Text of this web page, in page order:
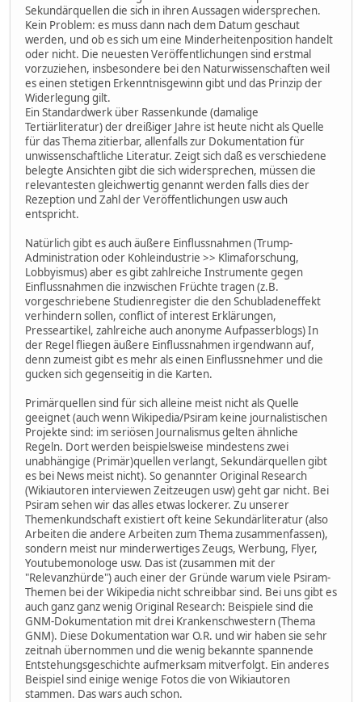
Sekundärquellen die sich in ihren Aussagen widersprechen.
Kein Problem: es muss dann nach dem Datum geschaut
werden, und ob es sich um eine Minderheitenposition handelt
oder nicht. Die neuesten Veröffentlichungen sind erstmal
vorzuziehen, insbesondere bei den Naturwissenschaften weil
es einen stetigen Erkenntnisgewinn gibt und das Prinzip der
Widerlegung gilt.
Ein Standardwerk über Rassenkunde (damalige
Tertiärliteratur) der dreißiger Jahre ist heute nicht als Quelle
für das Thema zitierbar, allenfalls zur Dokumentation für
unwissenschaftliche Literatur. Zeigt sich daß es verschiedene
belegte Ansichten gibt die sich widersprechen, müssen die
relevantesten gleichwertig genannt werden falls dies der
Rezeption und Zahl der Veröffentlichungen usw auch
entspricht.
Natürlich gibt es auch äußere Einflussnahmen (Trump-
Administration oder Kohleindustrie >> Klimaforschung,
Lobbyismus) aber es gibt zahlreiche Instrumente gegen
Einflussnahmen die inzwischen Früchte tragen (z.B.
vorgeschriebene Studienregister die den Schubladeneffekt
verhindern sollen, conflict of interest Erklärungen,
Presseartikel, zahlreiche auch anonyme Aufpasserblogs) In
der Regel fliegen äußere Einflussnahmen irgendwann auf,
denn zumeist gibt es mehr als einen Einflussnehmer und die
gucken sich gegenseitig in die Karten.
Primärquellen sind für sich alleine meist nicht als Quelle
geeignet (auch wenn Wikipedia/Psiram keine journalistischen
Projekte sind: im seriösen Journalismus gelten ähnliche
Regeln. Dort werden beispielsweise mindestens zwei
unabhängige (Primär)quellen verlangt, Sekundärquellen gibt
es bei News meist nicht). So genannter Original Research
(Wikiautoren interviewen Zeitzeugen usw) geht gar nicht. Bei
Psiram sehen wir das alles etwas lockerer. Zu unserer
Themenkundschaft existiert oft keine Sekundärliteratur (also
Arbeiten die andere Arbeiten zum Thema zusammenfassen),
sondern meist nur minderwertiges Zeugs, Werbung, Flyer,
Youtubemonologe usw. Das ist (zusammen mit der
"Relevanzhürde") auch einer der Gründe warum viele Psiram-
Themen bei der Wikipedia nicht schreibbar sind. Bei uns gibt es
auch ganz ganz wenig Original Research: Beispiele sind die
GNM-Dokumentation mit drei Krankenschwestern (Thema
GNM). Diese Dokumentation war O.R. und wir haben sie sehr
zeitnah übernommen und die wenig bekannte spannende
Entstehungsgeschichte aufmerksam mitverfolgt. Ein anderes
Beispiel sind einige wenige Fotos die von Wikiautoren
stammen. Das wars auch schon.